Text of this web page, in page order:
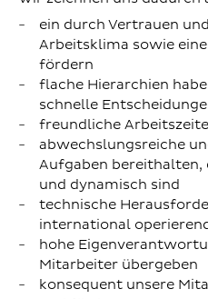
ein durch Vertrauen
Arbeitsklima sowie
fördern
flache Hierarchien
schnelle
freundliche
abwechslungsreiche
Aufgaben bereithalten,
und dynamisch sind
technische
international
hohe
Mitarbeiter übergeben
konsequent unsere